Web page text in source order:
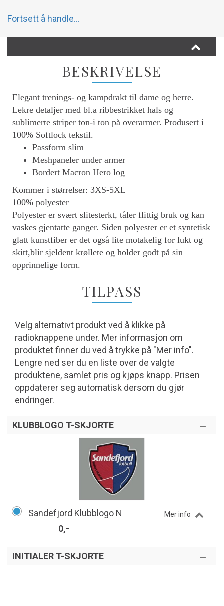
Fortsett å handle...
BESKRIVELSE
Elegant trenings- og kampdrakt til dame og herre.
Lekre detaljer med bl.a ribbestrikket hals og
sublimerte striper ton-i ton på overarmer. Produsert i
100% Softlock tekstil.
Passform slim
Meshpaneler under armer
Bordert Macron Hero log
Kommer i størrelser: 3XS-5XL
100% polyester
Polyester er svært slitesterkt, tåler flittig bruk og kan
vaskes gjentatte ganger. Siden polyester er et syntetisk
glatt kunstfiber er det også lite motakelig for lukt og
skitt,blir sjeldent krøllete og holder godt på sin
opprinnelige form.
TILPASS
Velg alternativt produkt ved å klikke på
radioknappene under. Mer informasjon om
produktet finner du ved å trykke på "Mer info".
Lengre ned ser du en liste over de valgte
produktene, samlet pris og kjøps knapp. Prisen
oppdaterer seg automatisk dersom du gjør
endringer.
KLUBBLOGO T-SKJORTE
Sandefjord Klubblogo N Mer info
0,-
INITIALER T-SKJORTE